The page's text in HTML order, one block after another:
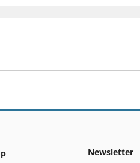
Newsletter